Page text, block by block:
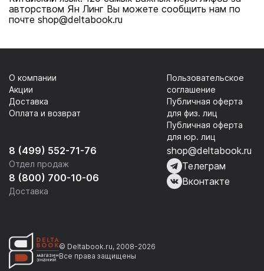
авторством Ян Линг Вы можете сообщить нам по
почте shop@deltabook.ru
8 (499) 552-71-76
Отдел продаж
8 (800) 700-10-06
Доставка
О компании
Акции
Доставка
Оплата и возврат
Пользовательское
соглашение
Публичная оферта
для физ. лиц
Публичная оферта
для юр. лиц
shop@deltabook.ru
Телеграм
Вконтакте
© Deltabook.ru, 2008-2026
Все права защищены